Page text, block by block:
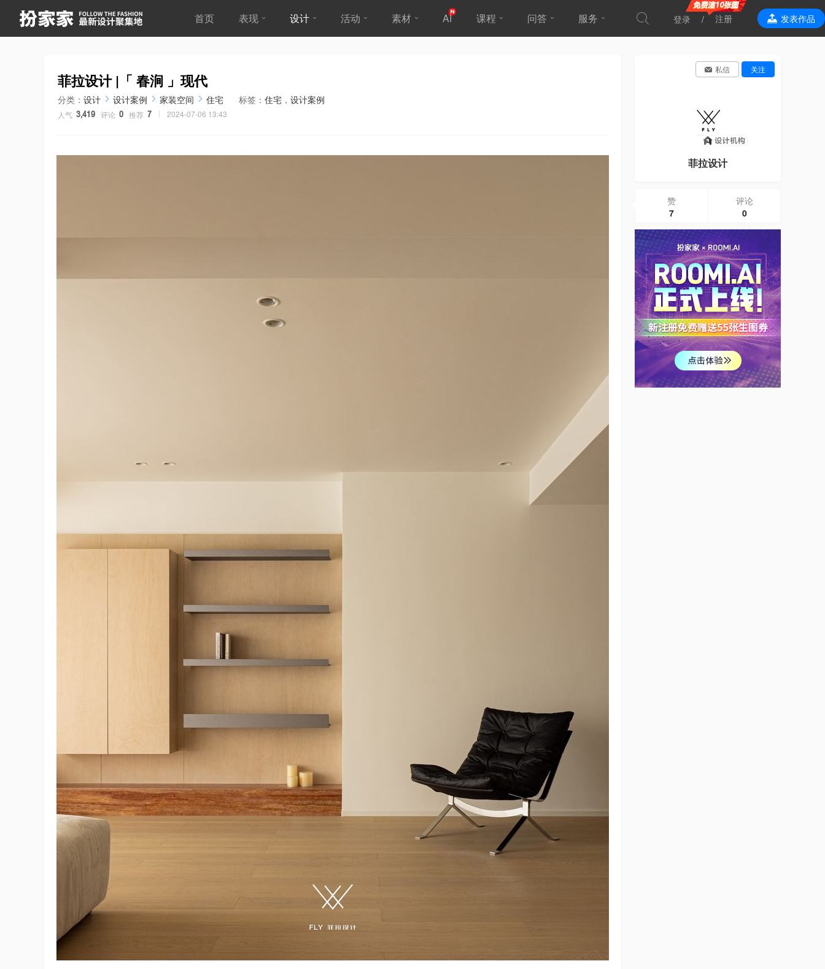
首页 表现 设计 活动 素材 AI 课程 问答 服务
效果表现
登录 注册 发表作品
菲拉设计 |「 春涧 」现代
分类： 设计 设计案例 家装空间 住宅 标签： 住宅 ， 设计案例
人气 3,419 评论 0 推荐 7 2024-07-06 13:43
私信 关注
菲拉设计
赞
7
评论
0